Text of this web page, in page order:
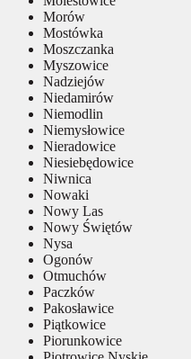
Morów
Mostówka
Moszczanka
Myszowice
Nadziejów
Niedamirów
Niemodlin
Niemysłowice
Nieradowice
Niesiebędowice
Niwnica
Nowaki
Nowy Las
Nowy Świętów
Nysa
Ogonów
Otmuchów
Paczków
Pakosławice
Piątkowice
Piorunkowice